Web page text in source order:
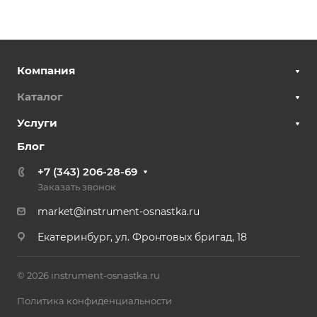
Компания
Каталог
Услуги
Блог
+7 (343) 206-28-69
Заказать звонок
market@instrument-osnastka.ru
Екатеринбург, ул. Фронтовых бригад, 18
© 2026 instrument-osnastka.ru
Политика конфиденциальности